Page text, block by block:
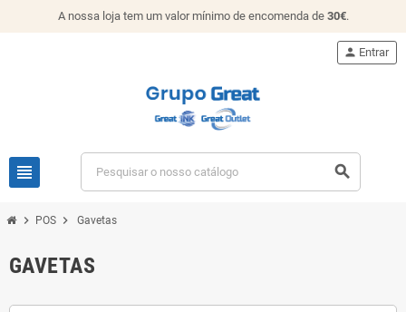
A nossa loja tem um valor mínimo de encomenda de 30€.
view_headline search
person Entrar
chevron_right POS chevron_right Gavetas
GAVETAS